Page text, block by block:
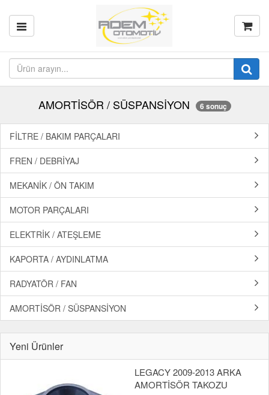
AMORTİSÖR / SÜSPANSİYON 6 sonuç
FİLTRE / BAKIM PARÇALARI
FREN / DEBRİYAJ
MEKANİK / ÖN TAKIM
MOTOR PARÇALARI
ELEKTRİK / ATEŞLEME
KAPORTA / AYDINLATMA
RADYATÖR / FAN
AMORTİSÖR / SÜSPANSİYON
Yeni Ürünler
LEGACY 2009-2013 ARKA
AMORTİSÖR TAKOZU